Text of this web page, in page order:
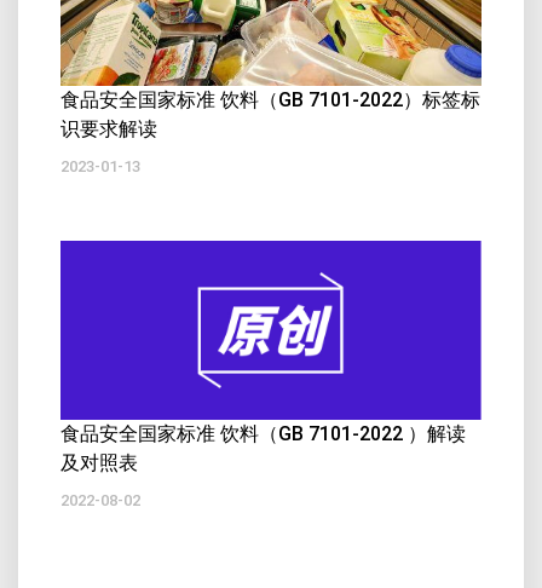
食品安全国家标准 饮料（GB 7101-2022）标签标
识要求解读
2023-01-13
食品安全国家标准 饮料（GB 7101-2022 ）解读
及对照表
2022-08-02